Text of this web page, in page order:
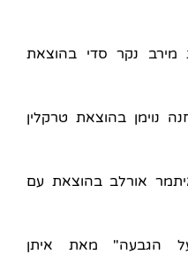
מאת מירב נקר סדי בהוצאת
חנה נוימן בהוצאת טרקלין
איתמר אורלב בהוצאת עם
על הגבעה" מאת איתן